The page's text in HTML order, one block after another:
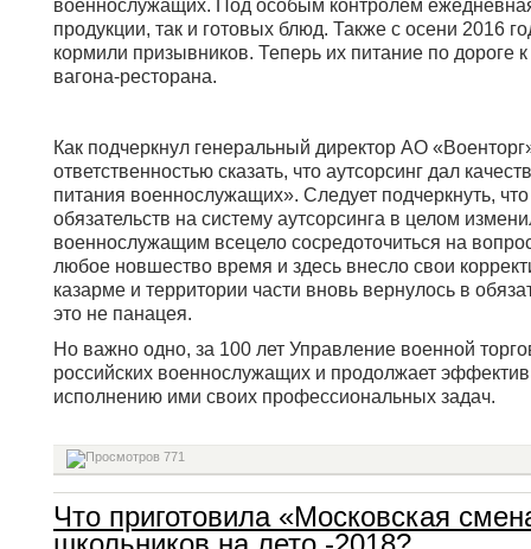
военнослужащих. Под особым контролем
продукции, так и готовых блюд. Также с осени 2016
кормили призывников. Теперь их питание по дороге
вагона-ресторана.
Как подчеркнул генеральный директор АО
ответственностью сказать, что аутсорсинг дал
питания военнослужащих». Следует подчеркнуть,
обязательств на систему аутсорсинга в целом
военнослужащим всецело сосредоточиться на
любое новшество время и здесь внесло свои
казарме и территории части вновь вернулось в
это не панацея.
Но важно одно, за 100 лет Управление военной
российских военнослужащих и продолжает
исполнению ими своих профессиональных задач.
771
Что приготовила «Московская